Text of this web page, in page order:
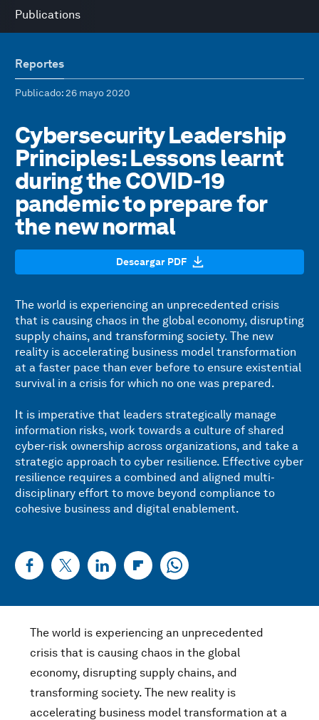
Publications
Reportes
Publicado: 26 mayo 2020
Cybersecurity Leadership
Principles: Lessons learnt
during the COVID-19
pandemic to prepare for
the new normal
Descargar PDF
The world is experiencing an unprecedented crisis
that is causing chaos in the global economy, disrupting
supply chains, and transforming society. The new
reality is accelerating business model transformation
at a faster pace than ever before to ensure existential
survival in a crisis for which no one was prepared.
It is imperative that leaders strategically manage
information risks, work towards a culture of shared
cyber-risk ownership across organizations, and take a
strategic approach to cyber resilience. Effective cyber
resilience requires a combined and aligned multi-
disciplinary effort to move beyond compliance to
cohesive business and digital enablement.
The world is experiencing an unprecedented
crisis that is causing chaos in the global
economy, disrupting supply chains, and
transforming society. The new reality is
accelerating business model transformation at a